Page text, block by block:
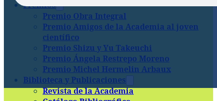
Premios
Premio Obra Integral
Premio Amigos de la Academia al joven
científico
Premio Shizu y Yu Takeuchi
Premio Ángela Restrepo Moreno
Premio Michel Hermelin Arbaux
Biblioteca y Publicaciones
Revista de la Academia